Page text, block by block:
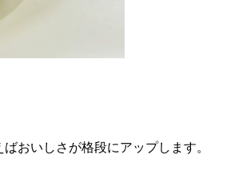
ばおいしさが格段にアップします。